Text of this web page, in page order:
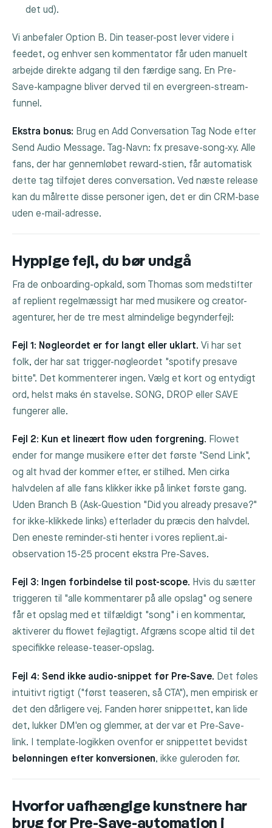
det ud).
Vi anbefaler Option B. Din teaser-post lever videre i
feedet, og enhver sen kommentator får uden manuelt
arbejde direkte adgang til den færdige sang. En Pre-
Save-kampagne bliver derved til en evergreen-stream-
funnel.
Ekstra bonus: Brug en Add Conversation Tag Node efter
Send Audio Message. Tag-Navn: fx presave-song-xy. Alle
fans, der har gennemløbet reward-stien, får automatisk
dette tag tilføjet deres conversation. Ved næste release
kan du målrette disse personer igen, det er din CRM-base
uden e-mail-adresse.
Hyppige fejl, du bør undgå
Fra de onboarding-opkald, som Thomas som medstifter
af replient regelmæssigt har med musikere og creator-
agenturer, her de tre mest almindelige begynderfejl:
Fejl 1: Nøgleordet er for langt eller uklart. Vi har set
folk, der har sat trigger-nøgleordet "spotify presave
bitte". Det kommenterer ingen. Vælg et kort og entydigt
ord, helst maks én stavelse. SONG, DROP eller SAVE
fungerer alle.
Fejl 2: Kun et lineært flow uden forgrening. Flowet
ender for mange musikere efter det første "Send Link",
og alt hvad der kommer efter, er stilhed. Men cirka
halvdelen af alle fans klikker ikke på linket første gang.
Uden Branch B (Ask-Question "Did you already presave?"
for ikke-klikkede links) efterlader du præcis den halvdel.
Den eneste reminder-sti henter i vores replient.ai-
observation 15-25 procent ekstra Pre-Saves.
Fejl 3: Ingen forbindelse til post-scope. Hvis du sætter
triggeren til "alle kommentarer på alle opslag" og senere
får et opslag med et tilfældigt "song" i en kommentar,
aktiverer du flowet fejlagtigt. Afgræns scope altid til det
specifikke release-teaser-opslag.
Fejl 4: Send ikke audio-snippet før Pre-Save. Det føles
intuitivt rigtigt ("først teaseren, så CTA"), men empirisk er
det den dårligere vej. Fanden hører snippettet, kan lide
det, lukker DM'en og glemmer, at der var et Pre-Save-
link. I template-logikken ovenfor er snippettet bevidst
belønningen efter konversionen, ikke guleroden før.
Hvorfor uafhængige kunstnere har
brug for Pre-Save-automation i